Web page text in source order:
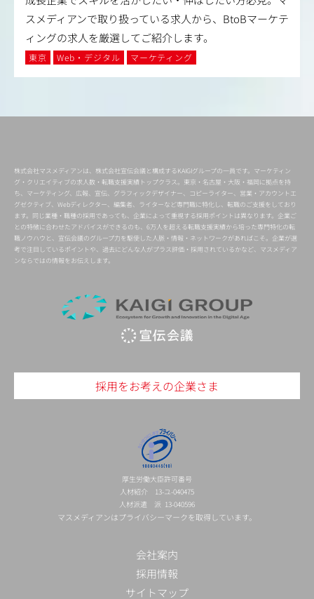
スメディアンで取り扱っている求人から、BtoBマーケテ
ィングの求人を厳選してご紹介します。
東京 Web・デジタル マーケティング
株式会社マスメディアンは、株式会社宣伝会議と構成するKAIGIグループの一員です。マーケティン
グ・クリエイティブの求人数・転職支援実績トップクラス。東京・名古屋・大阪・福岡に拠点を持
ち、マーケティング、広報、宣伝、グラフィックデザイナー、コピーライター、営業・アカウントエ
グゼクティブ、Webディレクター、編集者、ライターなど専門職に特化し、転職のご支援をしており
ます。同じ業種・職種の採用であっても、企業によって重視する採用ポイントは異なります。企業ご
との特徴に合わせたアドバイスができるのも、6万人を超える転職支援実績から培った専門特化の転
職ノウハウと、宣伝会議のグループ力を駆使した人脈・情報・ネットワークがあればこそ。企業が選
考で注目しているポイントや、過去にどんな人がプラス評価・採用されているかなど、マスメディア
ンならではの情報をお伝えします。
採用をお考えの企業さま
厚生労働大臣許可番号
人材紹介 13-ユ-040475
人材派遣 派 13-040596
マスメディアンはプライバシーマークを取得しています。
会社案内
採用情報
サイトマップ